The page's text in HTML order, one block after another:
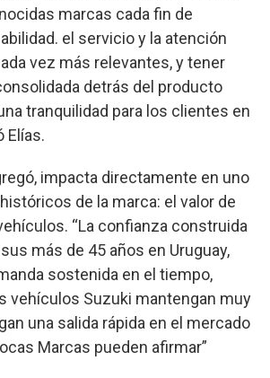
marcas cada fin de
el servicio y la atención
vez más relevantes, y tener
detrás del producto
tranquilidad para los clientes en
Elías.
impacta directamente en uno
de la marca: el valor de
“La confianza construida
más de 45 años en Uruguay,
sostenida en el tiempo,
vehículos Suzuki mantengan muy
una salida rápida en el mercado
Marcas pueden afirmar”